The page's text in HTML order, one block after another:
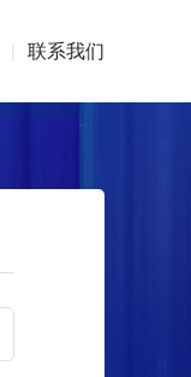
| 联系我们